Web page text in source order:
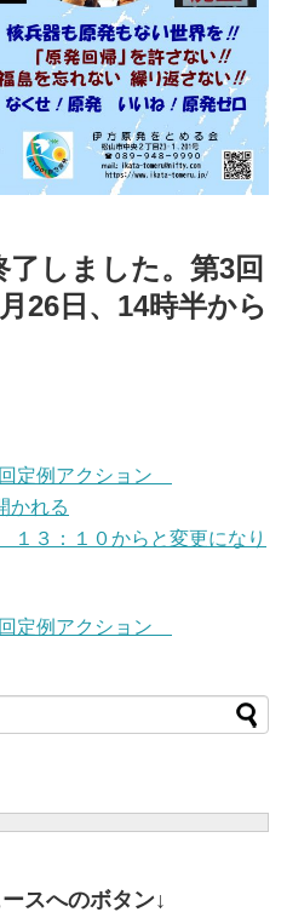
しました。第3回
26日、14時半から
定例アクション
かれる
３：１０からと変更になり
定例アクション
スへのボタン↓